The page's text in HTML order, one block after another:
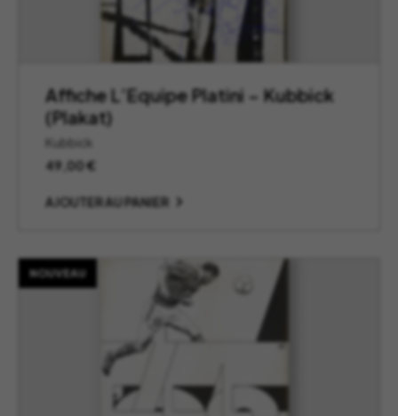
Affiche L’Equipe Platini – Kubbick
(Plakat)
Kubbick
49,00€
AJOUTER AU PANIER
NOUVEAU